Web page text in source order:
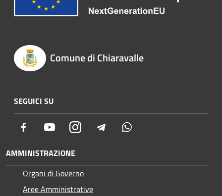
Comune di Chiaravalle
SEGUICI SU
Facebook YoutubeInstagram Telegram
AMMINISTRAZIONE
Organi di Governo
Aree Amministrative